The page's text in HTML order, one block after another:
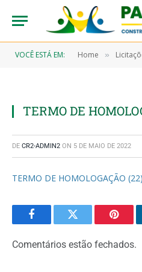
VOCÊ ESTÁ EM: Home »
TERMO DE
DE CR2-ADMIN2 ON 5 DE MAIO DE 2022
TERMO DE HOMOLOGAÇÃO (22)
FacebookTwitter
Comentários estão fechados.